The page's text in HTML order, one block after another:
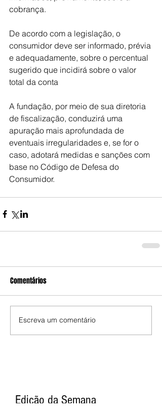
cobrança.
De acordo com a legislação, o
consumidor deve ser informado, prévia
e adequadamente, sobre o percentual
sugerido que incidirá sobre o valor
total da conta
A fundação, por meio de sua diretoria
de fiscalização, conduzirá uma
apuração mais aprofundada de
eventuais irregularidades e, se for o
caso, adotará medidas e sanções com
base no Código de Defesa do
Consumidor.
Comentários
Escreva um comentário
Edição da Semana